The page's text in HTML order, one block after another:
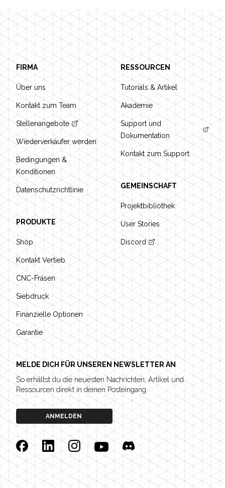
Footer
FIRMA
Über uns
Kontakt zum Team
Stellenangebote
Wiederverkäufer werden
Bedingungen &
Konditionen
Datenschutzrichtlinie
PRODUKTE
Shop
Kontakt Vertieb
CNC-Fräsen
Siebdruck
Finanzielle Optionen
Garantie
RESSOURCEN
Tutorials & Artikel
Akademie
Support und
Dokumentation
Kontakt zum Support
GEMEINSCHAFT
Projektbibliothek
User Stories
Discord
MELDE DICH FÜR UNSEREN NEWSLETTER AN
So erhältst du die neuesten Nachrichten, Artikel und
Ressourcen direkt in deinen Posteingang.
ANMELDEN
FacebookLinkedinInstagramYouTubeDiscord